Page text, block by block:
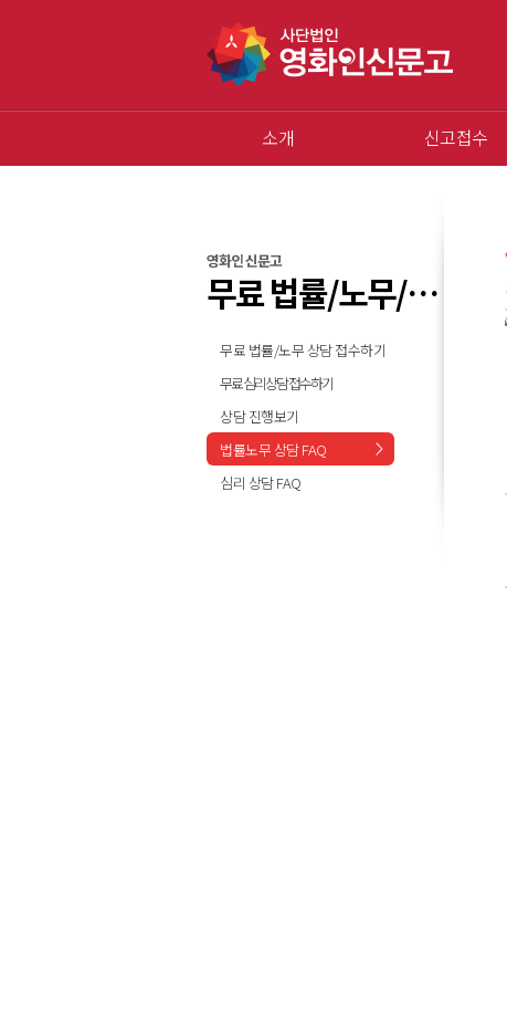
소개 신고접수
영화인 신문고
무료 법률/노무/심리 상담
무료 법률/노무 상담 접수하기
무료 심리상담 접수하기
상담 진행보기
법률노무 상담 FAQ
심리 상담 FAQ